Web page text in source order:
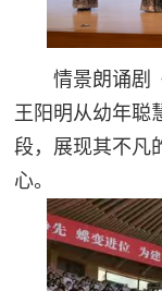
情景朗诵剧《
王阳明从幼年聪
段，展现其不凡
心。